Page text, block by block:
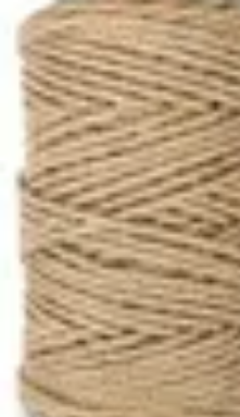
Projets Nouvelle Vie
Planification et StratégieInspiration
DurabilitéTendances
Projets Nouvelle Vie